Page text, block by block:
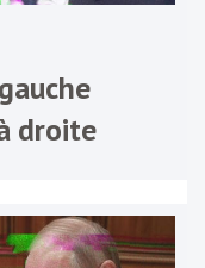
droite